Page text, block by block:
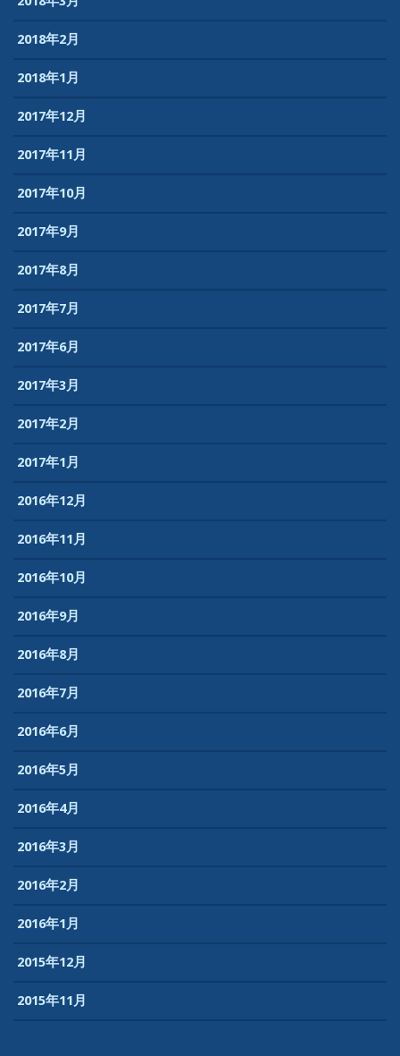
2018年2月
2018年1月
2017年12月
2017年11月
2017年10月
2017年9月
2017年8月
2017年7月
2017年6月
2017年3月
2017年2月
2017年1月
2016年12月
2016年11月
2016年10月
2016年9月
2016年8月
2016年7月
2016年6月
2016年5月
2016年4月
2016年3月
2016年2月
2016年1月
2015年12月
2015年11月